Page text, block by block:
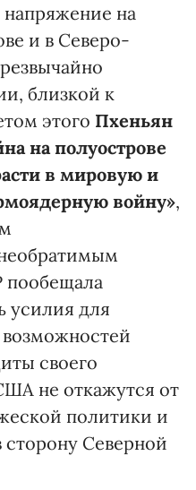
на
и в Северо-
близкой к
этого Пхеньян
на полуострове
в мировую и
войну»,
пообещала
усилия для
своего
не откажутся от
политики и
сторону Северной